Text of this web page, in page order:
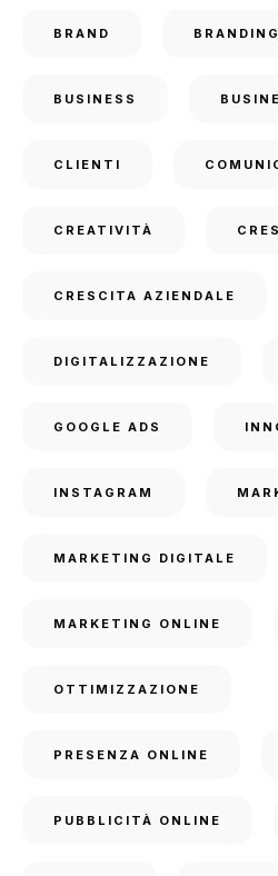
BRAND BRANDING
BUSINESS
CLIENTI
CREATIVITÀ
CRESCITA AZIENDALE
DIGITALIZZAZIONE
GOOGLE ADS
INSTAGRAM
MARKETING DIGITALE
MARKETING ONLINE
OTTIMIZZAZIONE
PRESENZA ONLINE
PUBBLICITÀ ONLINE